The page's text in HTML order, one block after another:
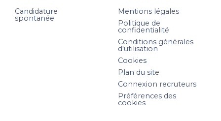
Candidature
spontanée
Mentions légales
Politique de
confidentialité
Conditions générales
d'utilisation
Cookies
Plan du site
Connexion recruteurs
Préférences des
cookies